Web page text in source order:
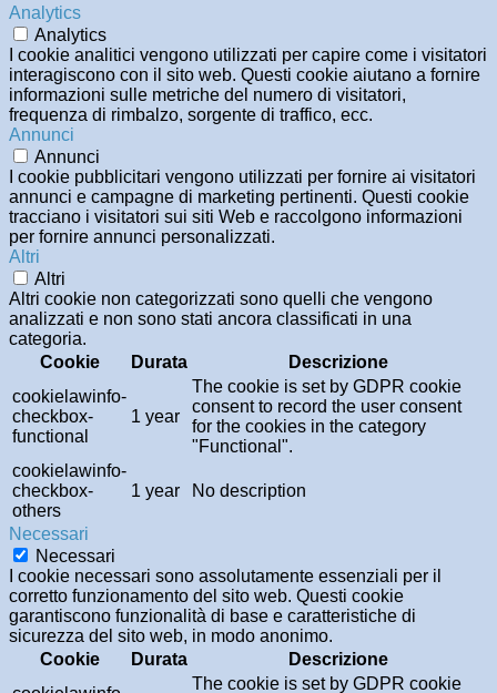
Analytics
Analytics
I cookie analitici vengono utilizzati per capire come i visitatori
interagiscono con il sito web. Questi cookie aiutano a fornire
informazioni sulle metriche del numero di visitatori,
frequenza di rimbalzo, sorgente di traffico, ecc.
Annunci
Annunci
I cookie pubblicitari vengono utilizzati per fornire ai visitatori
annunci e campagne di marketing pertinenti. Questi cookie
tracciano i visitatori sui siti Web e raccolgono informazioni
per fornire annunci personalizzati.
Altri
Altri
Altri cookie non categorizzati sono quelli che vengono
analizzati e non sono stati ancora classificati in una
categoria.
Cookie
Durata
Descrizione
cookielawinfo-
checkbox-
functional
1 year
The cookie is set by GDPR cookie
consent to record the user consent
for the cookies in the category
"Functional".
cookielawinfo-
checkbox-
others
1 year No description
Necessari
Necessari
I cookie necessari sono assolutamente essenziali per il
corretto funzionamento del sito web. Questi cookie
garantiscono funzionalità di base e caratteristiche di
sicurezza del sito web, in modo anonimo.
Cookie
Durata
Descrizione
The cookie is set by GDPR cookie